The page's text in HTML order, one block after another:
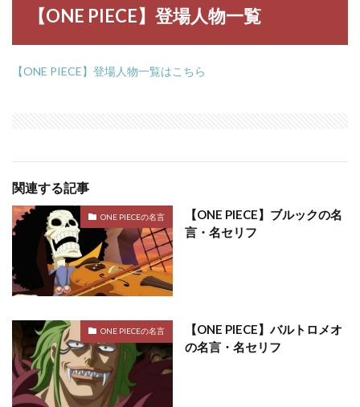
【ONE PIECE】登場人物一覧
【ONE PIECE】登場人物一覧はこちら
関連する記事
ONE PIECEの名言
【ONE PIECE】ブルックの名
言・名セリフ
ONE PIECEの名言
【ONE PIECE】バルトロメオ
の名言・名セリフ